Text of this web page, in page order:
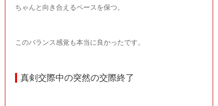
ちゃんと向き合えるペースを保つ。
このバランス感覚も本当に良かったです。
真剣交際中の突然の交際終了